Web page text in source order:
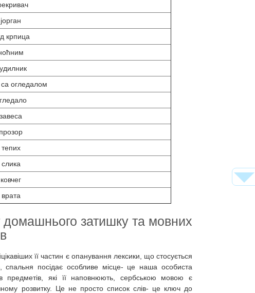
јорган
крпица
огледалом
завеса
прозор
тепих
слика
ковчег
врата
затишку та мовних
її частин є опанування лексики, що стосується
посідає особливе місце- це наша особиста
які її наповнюють, сербською мовою є
розвитку. Це не просто список слів- це ключ до